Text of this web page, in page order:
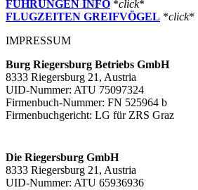
FÜHRUNGEN INFO *click*
FLUGZEITEN GREIFVÖGEL *click*
IMPRESSUM
Burg Riegersburg Betriebs GmbH
8333 Riegersburg 21, Austria
UID-Nummer: ATU 75097324
Firmenbuch-Nummer: FN 525964 b
Firmenbuchgericht: LG für ZRS Graz
Die Riegersburg GmbH
8333 Riegersburg 21, Austria
UID-Nummer: ATU 65936936